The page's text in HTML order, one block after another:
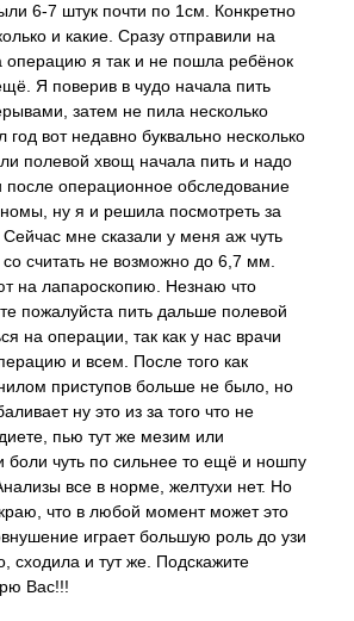
6-7 штук почти по 1см. Конкретно
и какие. Сразу отправили на
я так и не пошла ребёнок
Я поверив в чудо начала пить
затем не пила несколько
вот недавно буквально несколько
полевой хвощ начала пить и надо
после операционное обследование
ну я и решила посмотреть за
мне сказали у меня аж чуть
считать не возможно до 6,7 мм.
на лапароскопию. Незнаю что
пожалуйста пить дальше полевой
на операции, так как у нас врачи
и всем. После того как
приступов больше не было, но
ну это из за того что не
пью тут же мезим или
боли чуть по сильнее то ещё и ношпу
все в норме, желтухи нет. Но
что в любой момент может это
играет большую роль до узи
сходила и тут же. Подскажите
Вас!!!